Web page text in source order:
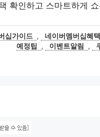
확인하고 스마트하게
십가이드 , 네이버멤버십혜
예정팁
, 이벤트알림 ,